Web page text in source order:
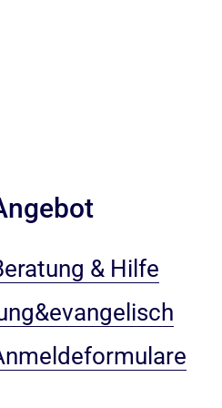
& Hilfe